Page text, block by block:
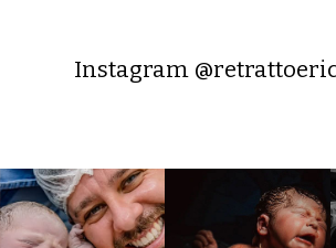
Instagram